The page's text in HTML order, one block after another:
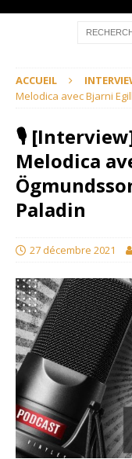
ACCUEIL
Melodica avec Bjarni
🎙
Melodica
Paladin
27 décembre 2021